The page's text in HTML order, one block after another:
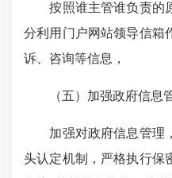
按照谁主管谁负责的
分利用门户网站领导信箱
诉、咨询等信息，
（五）加强政府信息
加强对政府信息管理
头认定机制，严格执行保